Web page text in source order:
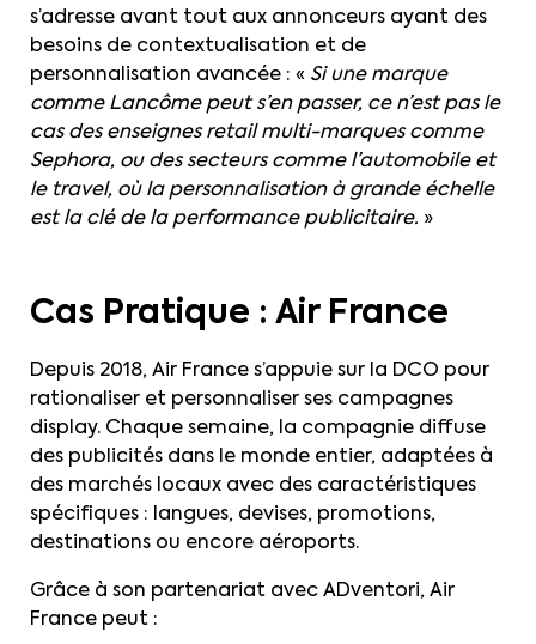
s’adresse avant tout aux annonceurs ayant des
besoins de contextualisation et de
personnalisation avancée : « Si une marque
comme Lancôme peut s’en passer, ce n’est pas le
cas des enseignes retail multi-marques comme
Sephora, ou des secteurs comme l’automobile et
le travel, où la personnalisation à grande échelle
est la clé de la performance publicitaire. »
Cas Pratique : Air France
Depuis 2018, Air France s’appuie sur la DCO pour
rationaliser et personnaliser ses campagnes
display. Chaque semaine, la compagnie diffuse
des publicités dans le monde entier, adaptées à
des marchés locaux avec des caractéristiques
spécifiques : langues, devises, promotions,
destinations ou encore aéroports.
Grâce à son partenariat avec ADventori, Air
France peut :